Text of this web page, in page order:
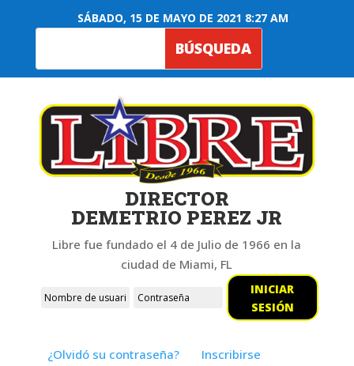
SÁBADO, 15 DE MAYO DE 2021 8:27 AM
DIRECTOR
DEMETRIO PEREZ JR
Libre fue fundado el 4 de Julio de 1966 en la
ciudad de Miami, FL
INICIAR
SESIÓN
¿Olvidó su contraseña? Inscribirse